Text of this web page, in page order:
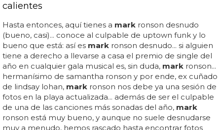
calientes
Hasta entonces, aquí tienes a mark ronson desnudo
(bueno, casi)... conoce al culpable de uptown funk y lo
bueno que está: así es mark ronson desnudo... si alguien
tiene a derecho a llevarse a casa el premio de single del
año en cualquier gala musical es, sin duda, mark ronson...
hermanísimo de samantha ronson y por ende, ex cuñado
de lindsay lohan, mark ronson nos debe ya una sesión de
fotos en la playa actualizada... además de ser el culpable
de una de las canciones más sonadas del año, mark
ronson está muy bueno, y aunque no suele desnudarse
muy a menudo, hemos rascado hasta encontrar fotos